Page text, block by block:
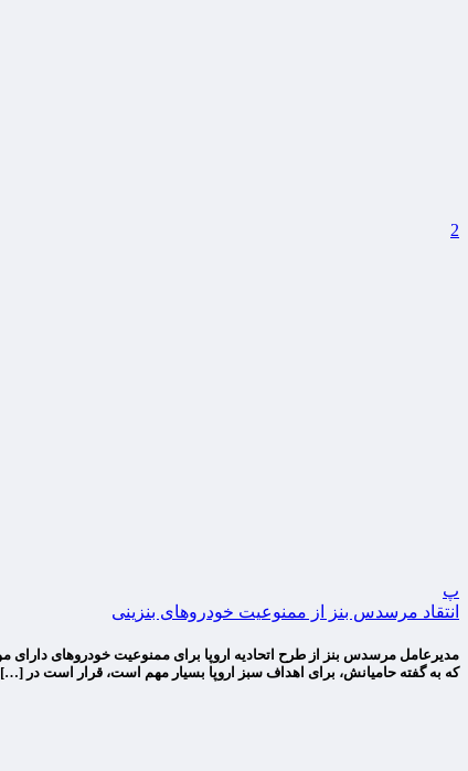
2
پ
انتقاد مرسدس بنز از ممنوعیت خودروهای بنزینی
که به گفته حامیانش، برای اهداف سبز اروپا بسیار مهم است، قرار است در […]